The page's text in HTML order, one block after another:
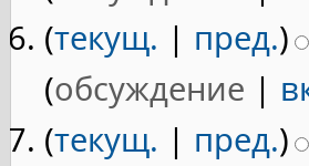
(текущ. | пред.)
(обсуждение |
(текущ. | пред.)